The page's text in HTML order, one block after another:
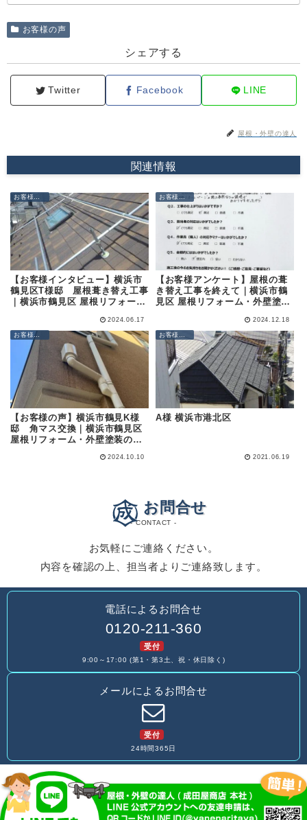
お客様の声
シェアする
Twitter Facebook LINE
屋根・外壁の達人
関連情報
お客様の声
【お客様インタビュー】横浜市
鶴見区T様邸 屋根葺き替え工事
｜横浜市鶴見区 屋根リフォー
2024.06.17
お客様の声
【お客様アンケート】屋根の葺
き替え工事を終えて｜横浜市鶴
見区 屋根リフォーム・外壁塗装
2024.12.18
お客様の声
【お客様の声】横浜市鶴見K様
邸 角マス交換｜横浜市鶴見区
屋根リフォーム・外壁塗装の専
2024.10.10
A様 横浜市港北区
2021.06.19
お問合せ
- CONTACT -
お気軽にご連絡ください。
内容を確認の上、担当者よりご連絡致します。
電話によるお問合せ
0120-211-360
受付
9:00～17:00 (第1・第3土、祝・休日除く)
メールによるお問合せ
受付
24時間365日